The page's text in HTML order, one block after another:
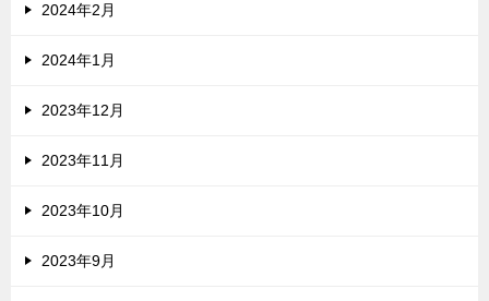
2024年2月
2024年1月
2023年12月
2023年11月
2023年10月
2023年9月